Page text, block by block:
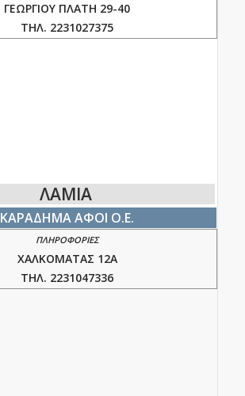
ΓΕΩΡΓΙΟΥ ΠΛΑΤΗ 29-40
ΤΗΛ. 2231027375
ΛΑΜΙΑ
ΚΑΡΑΔΗΜΑ ΑΦΟΙ Ο.Ε.
ΧΑΛΚΟΜΑΤΑΣ 12Α
ΤΗΛ. 2231047336